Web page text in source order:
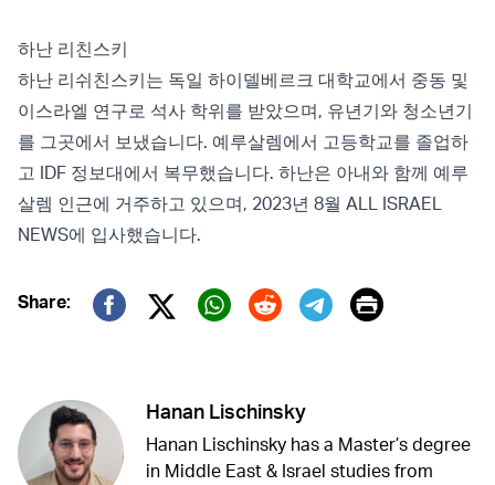
하난 리친스키
하난 리쉬친스키는 독일 하이델베르크 대학교에서 중동 및
이스라엘 연구로 석사 학위를 받았으며, 유년기와 청소년기
를 그곳에서 보냈습니다. 예루살렘에서 고등학교를 졸업하
고 IDF 정보대에서 복무했습니다. 하난은 아내와 함께 예루
살렘 인근에 거주하고 있으며, 2023년 8월 ALL ISRAEL
NEWS에 입사했습니다.
Share:
Twitter (X)
Print
Hanan Lischinsky
Hanan Lischinsky has a Master’s degree
in Middle East & Israel studies from